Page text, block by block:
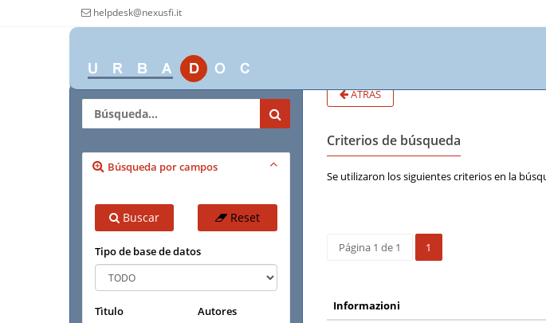
helpdesk@nexusfi.it
Búsqueda por campos
Buscar Reset
Tipo de base de datos
Tìtulo Autores
ATRÁS
Criterios de búsqueda
Se utilizaron los siguientes criterios en la
Página 1 de 1 1
Informazioni